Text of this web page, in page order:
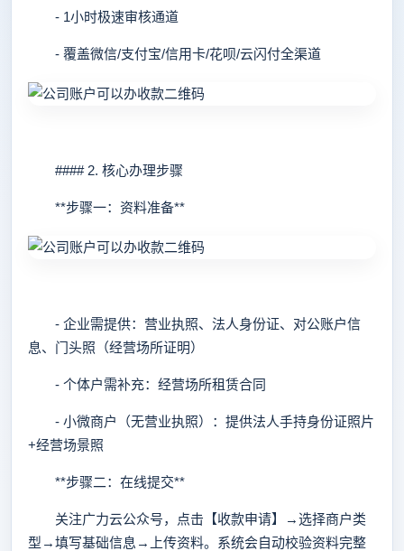
- 1小时极速审核通道
- 覆盖微信/支付宝/信用卡/花呗/云闪付全渠道
#### 2. 核心办理步骤
**步骤一：资料准备**
- 企业需提供：营业执照、法人身份证、对公账户信
息、门头照（经营场所证明）
- 个体户需补充：经营场所租赁合同
- 小微商户（无营业执照）：提供法人手持身份证照片
+经营场景照
**步骤二：在线提交**
关注广力云公众号，点击【收款申请】→选择商户类
型→填写基础信息→上传资料。系统会自动校验资料完整